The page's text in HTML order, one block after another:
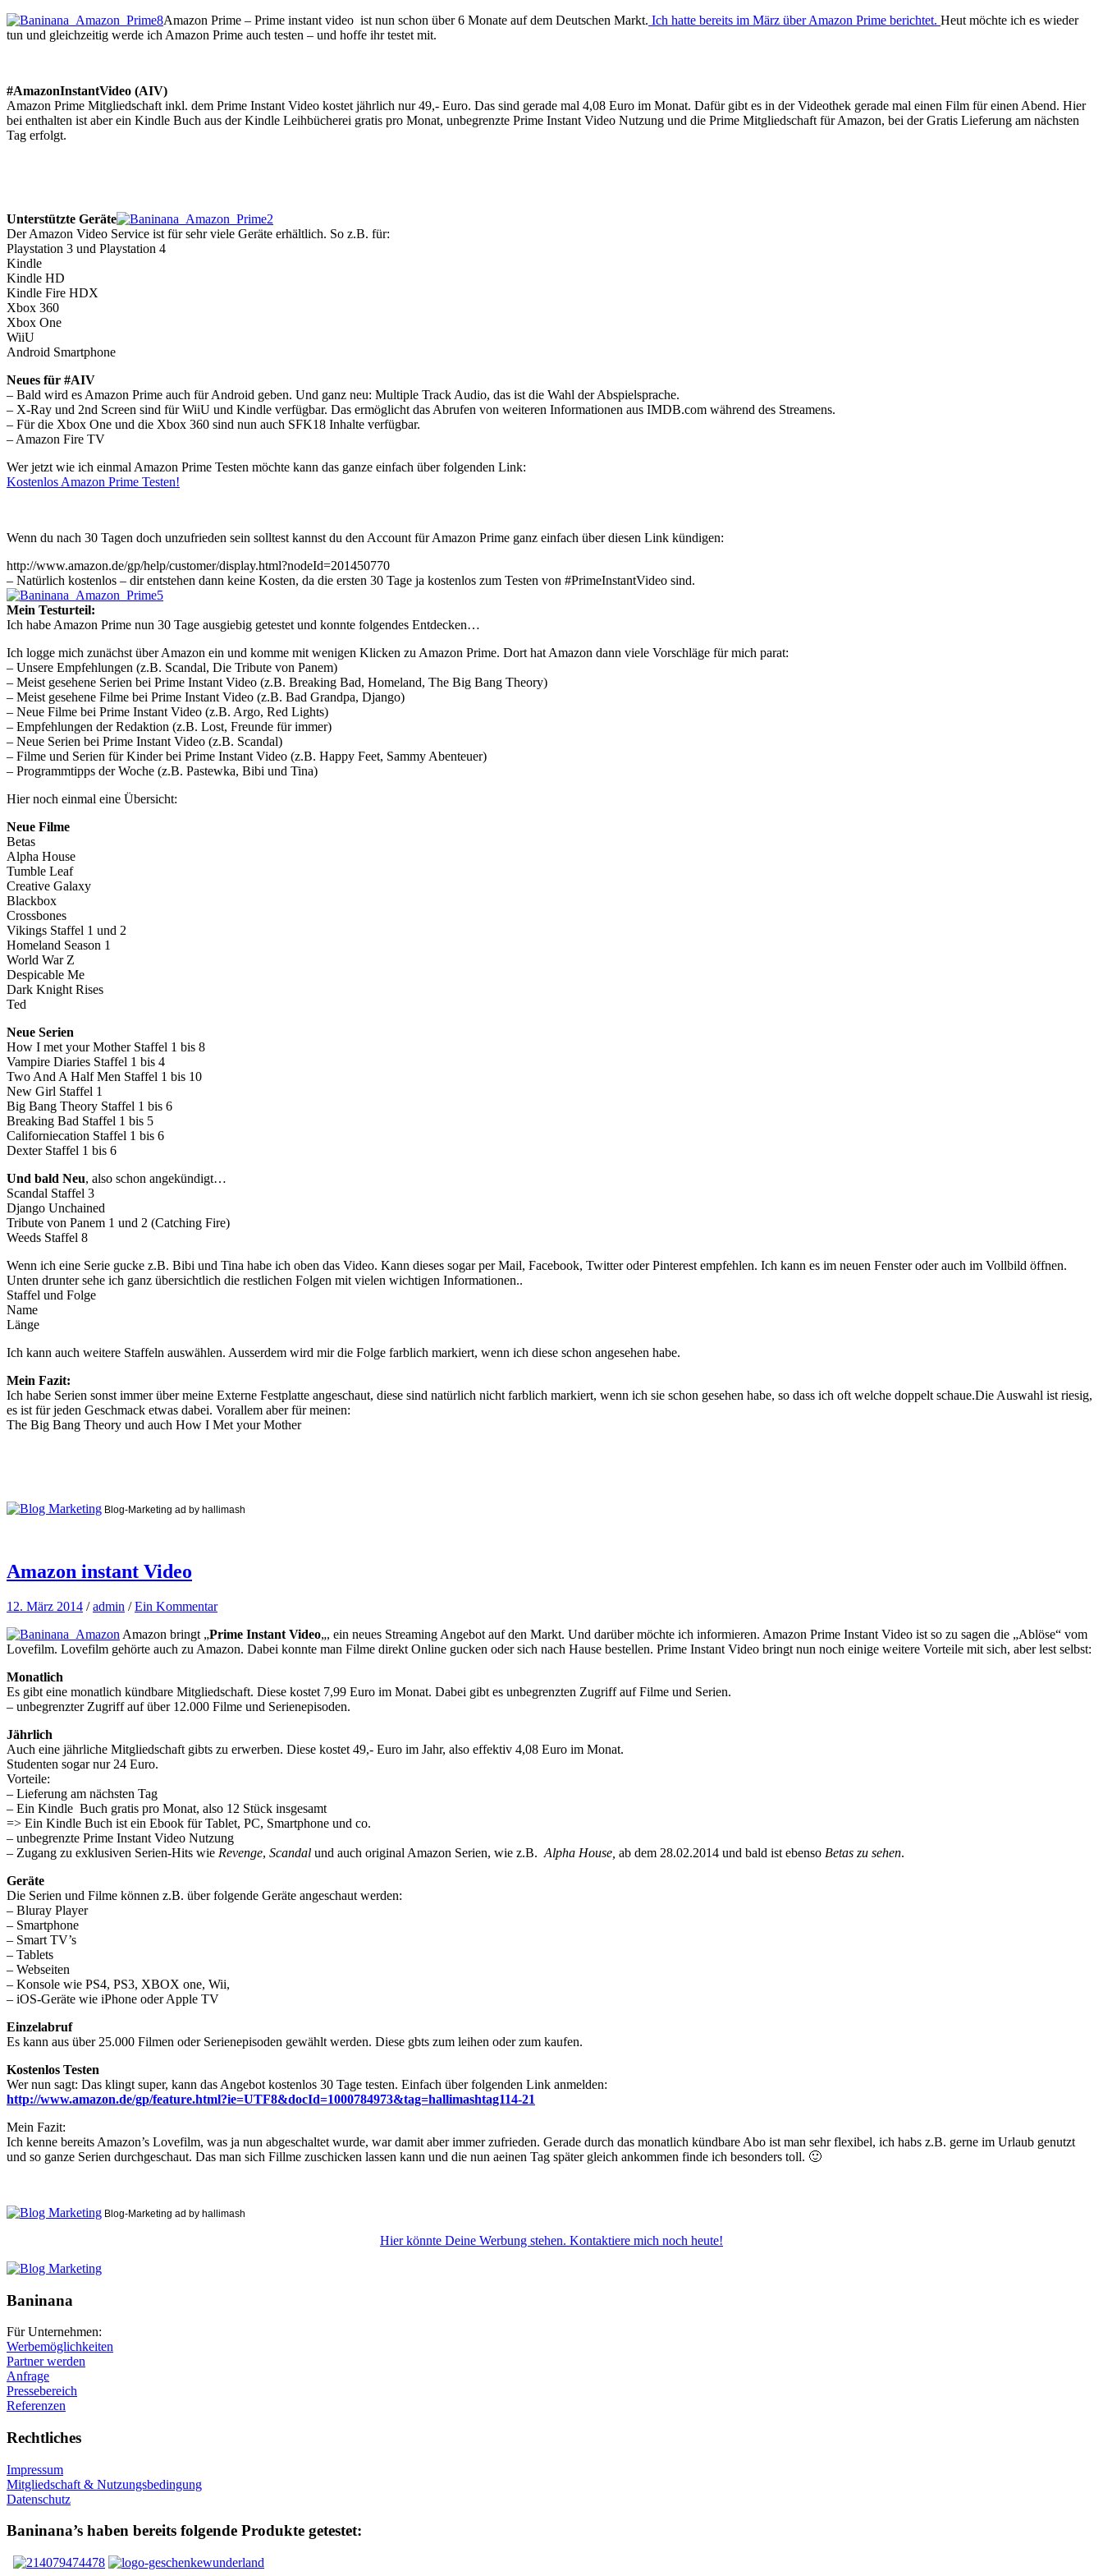
Amazon Prime – Prime instant video ist nun schon über 6 Monate auf dem Deutschen Markt. Ich hatte bereits im März über Amazon Prime berichtet. Heut möchte ich es wieder
tun und gleichzeitig werde ich Amazon Prime auch testen – und hoffe ihr testet mit.
#AmazonInstantVideo (AIV)
Amazon Prime Mitgliedschaft inkl. dem Prime Instant Video kostet jährlich nur 49,- Euro. Das sind gerade mal 4,08 Euro im Monat. Dafür gibt es in der Videothek gerade mal einen Film für einen Abend. Hier
bei enthalten ist aber ein Kindle Buch aus der Kindle Leihbücherei gratis pro Monat, unbegrenzte Prime Instant Video Nutzung und die Prime Mitgliedschaft für Amazon, bei der Gratis Lieferung am nächsten
Tag erfolgt.
Unterstützte Geräte
Der Amazon Video Service ist für sehr viele Geräte erhältlich. So z.B. für:
Playstation 3 und Playstation 4
Kindle
Kindle HD
Kindle Fire HDX
Xbox 360
Xbox One
WiiU
Android Smartphone
Neues für #AIV
– Bald wird es Amazon Prime auch für Android geben. Und ganz neu: Multiple Track Audio, das ist die Wahl der Abspielsprache.
– X-Ray und 2nd Screen sind für WiiU und Kindle verfügbar. Das ermöglicht das Abrufen von weiteren Informationen aus IMDB.com während des Streamens.
– Für die Xbox One und die Xbox 360 sind nun auch SFK18 Inhalte verfügbar.
– Amazon Fire TV
Wer jetzt wie ich einmal Amazon Prime Testen möchte kann das ganze einfach über folgenden Link:
Kostenlos Amazon Prime Testen!
Wenn du nach 30 Tagen doch unzufrieden sein solltest kannst du den Account für Amazon Prime ganz einfach über diesen Link kündigen:
http://www.amazon.de/gp/help/customer/display.html?nodeId=201450770
– Natürlich kostenlos – dir entstehen dann keine Kosten, da die ersten 30 Tage ja kostenlos zum Testen von #PrimeInstantVideo sind.
Mein Testurteil:
Ich habe Amazon Prime nun 30 Tage ausgiebig getestet und konnte folgendes Entdecken…
Ich logge mich zunächst über Amazon ein und komme mit wenigen Klicken zu Amazon Prime. Dort hat Amazon dann viele Vorschläge für mich parat:
– Unsere Empfehlungen (z.B. Scandal, Die Tribute von Panem)
– Meist gesehene Serien bei Prime Instant Video (z.B. Breaking Bad, Homeland, The Big Bang Theory)
– Meist gesehene Filme bei Prime Instant Video (z.B. Bad Grandpa, Django)
– Neue Filme bei Prime Instant Video (z.B. Argo, Red Lights)
– Empfehlungen der Redaktion (z.B. Lost, Freunde für immer)
– Neue Serien bei Prime Instant Video (z.B. Scandal)
– Filme und Serien für Kinder bei Prime Instant Video (z.B. Happy Feet, Sammy Abenteuer)
– Programmtipps der Woche (z.B. Pastewka, Bibi und Tina)
Hier noch einmal eine Übersicht:
Neue Filme
Betas
Alpha House
Tumble Leaf
Creative Galaxy
Blackbox
Crossbones
Vikings Staffel 1 und 2
Homeland Season 1
World War Z
Despicable Me
Dark Knight Rises
Ted
Neue Serien
How I met your Mother Staffel 1 bis 8
Vampire Diaries Staffel 1 bis 4
Two And A Half Men Staffel 1 bis 10
New Girl Staffel 1
Big Bang Theory Staffel 1 bis 6
Breaking Bad Staffel 1 bis 5
Californiecation Staffel 1 bis 6
Dexter Staffel 1 bis 6
Und bald Neu, also schon angekündigt…
Scandal Staffel 3
Django Unchained
Tribute von Panem 1 und 2 (Catching Fire)
Weeds Staffel 8
Wenn ich eine Serie gucke z.B. Bibi und Tina habe ich oben das Video. Kann dieses sogar per Mail, Facebook, Twitter oder Pinterest empfehlen. Ich kann es im neuen Fenster oder auch im Vollbild öffnen.
Unten drunter sehe ich ganz übersichtlich die restlichen Folgen mit vielen wichtigen Informationen..
Staffel und Folge
Name
Länge
Ich kann auch weitere Staffeln auswählen. Ausserdem wird mir die Folge farblich markiert, wenn ich diese schon angesehen habe.
Mein Fazit:
Ich habe Serien sonst immer über meine Externe Festplatte angeschaut, diese sind natürlich nicht farblich markiert, wenn ich sie schon gesehen habe, so dass ich oft welche doppelt schaue.Die Auswahl ist riesig,
es ist für jeden Geschmack etwas dabei. Vorallem aber für meinen:
The Big Bang Theory und auch How I Met your Mother
Blog-Marketing ad by hallimash
Amazon instant Video
12. März 2014 /admin /Ein Kommentar
Amazon bringt „Prime Instant Video„, ein neues Streaming Angebot auf den Markt. Und darüber möchte ich informieren. Amazon Prime Instant Video ist so zu sagen die „Ablöse“ vom
Lovefilm. Lovefilm gehörte auch zu Amazon. Dabei konnte man Filme direkt Online gucken oder sich nach Hause bestellen. Prime Instant Video bringt nun noch einige weitere Vorteile mit sich, aber lest selbst:
Monatlich
Es gibt eine monatlich kündbare Mitgliedschaft. Diese kostet 7,99 Euro im Monat. Dabei gibt es unbegrenzten Zugriff auf Filme und Serien.
– unbegrenzter Zugriff auf über 12.000 Filme und Serienepisoden.
Jährlich
Auch eine jährliche Mitgliedschaft gibts zu erwerben. Diese kostet 49,- Euro im Jahr, also effektiv 4,08 Euro im Monat.
Studenten sogar nur 24 Euro.
Vorteile:
– Lieferung am nächsten Tag
– Ein Kindle Buch gratis pro Monat, also 12 Stück insgesamt
=> Ein Kindle Buch ist ein Ebook für Tablet, PC, Smartphone und co.
– unbegrenzte Prime Instant Video Nutzung
– Zugang zu exklusiven Serien-Hits wie Revenge, Scandal und auch original Amazon Serien, wie z.B. Alpha House, ab dem 28.02.2014 und bald ist ebenso Betas zu sehen.
Geräte
Die Serien und Filme können z.B. über folgende Geräte angeschaut werden:
– Bluray Player
– Smartphone
– Smart TV’s
– Tablets
– Webseiten
– Konsole wie PS4, PS3, XBOX one, Wii,
– iOS-Geräte wie iPhone oder Apple TV
Einzelabruf
Es kann aus über 25.000 Filmen oder Serienepisoden gewählt werden. Diese gbts zum leihen oder zum kaufen.
Kostenlos Testen
Wer nun sagt: Das klingt super, kann das Angebot kostenlos 30 Tage testen. Einfach über folgenden Link anmelden:
http://www.amazon.de/gp/feature.html?ie=UTF8&docId=1000784973&tag=hallimashtag114-21
Mein Fazit:
Ich kenne bereits Amazon’s Lovefilm, was ja nun abgeschaltet wurde, war damit aber immer zufrieden. Gerade durch das monatlich kündbare Abo ist man sehr flexibel, ich habs z.B. gerne im Urlaub genutzt
und so ganze Serien durchgeschaut. Das man sich Fillme zuschicken lassen kann und die nun aeinen Tag später gleich ankommen finde ich besonders toll. 🙂
Blog-Marketing ad by hallimash
Hier könnte Deine Werbung stehen. Kontaktiere mich noch heute!
Baninana
Für Unternehmen:
Werbemöglichkeiten
Partner werden
Anfrage
Pressebereich
Referenzen
Rechtliches
Impressum
Mitgliedschaft & Nutzungsbedingung
Datenschutz
Baninana’s haben bereits folgende Produkte getestet: